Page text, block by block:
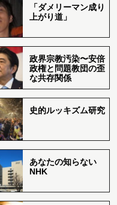
「ダメリーマン成り
上がり道」
政界宗教汚染〜安倍
政権と問題教団の歪
な共存関係
史的ルッキズム研究
あなたの知らない
NHK